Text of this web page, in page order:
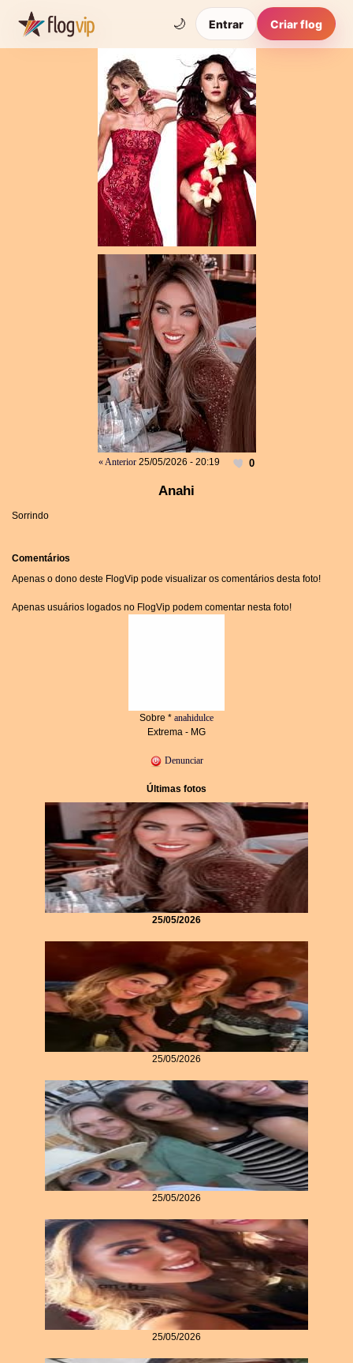
🌙 Entrar Criar flog
« Anterior 25/05/2026 - 20:19 0
Anahi
Sorrindo
Comentários
Apenas o dono deste FlogVip pode visualizar os comentários desta foto!
Apenas usuários logados no FlogVip podem comentar nesta foto!
Sobre * anahidulce
Extrema - MG
Denunciar
Últimas fotos
25/05/2026
25/05/2026
25/05/2026
25/05/2026